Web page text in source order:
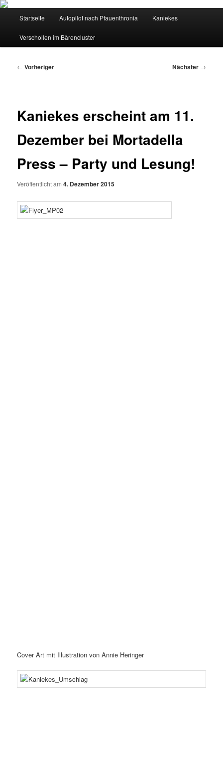
Zum
primären
Zum
sekundären
Startseite Autopilot nach Pfauenthronia Kaniekes
Verschollen im Bärencluster
Beitragsnavigation
← Vorheriger Nächster →
Kaniekes erscheint am 11.
Dezember bei Mortadella
Press – Party und Lesung!
Veröffentlicht am4. Dezember 2015
Cover Art mit Illustration von Annie Heringer